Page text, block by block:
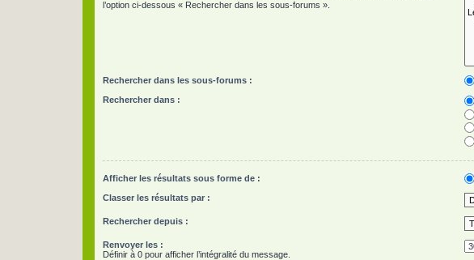
l’option ci-dessous « Rechercher dans les sous-forums ».
Rechercher dans les sous-forums :
Rechercher dans :
Afficher les résultats sous forme de :
Classer les résultats par :
Rechercher depuis :
Renvoyer les :
Définir à 0 pour afficher l’intégralité du message.